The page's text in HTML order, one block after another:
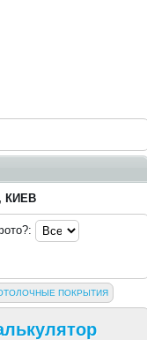
КИЕВ
ПОКРЫТИЯ